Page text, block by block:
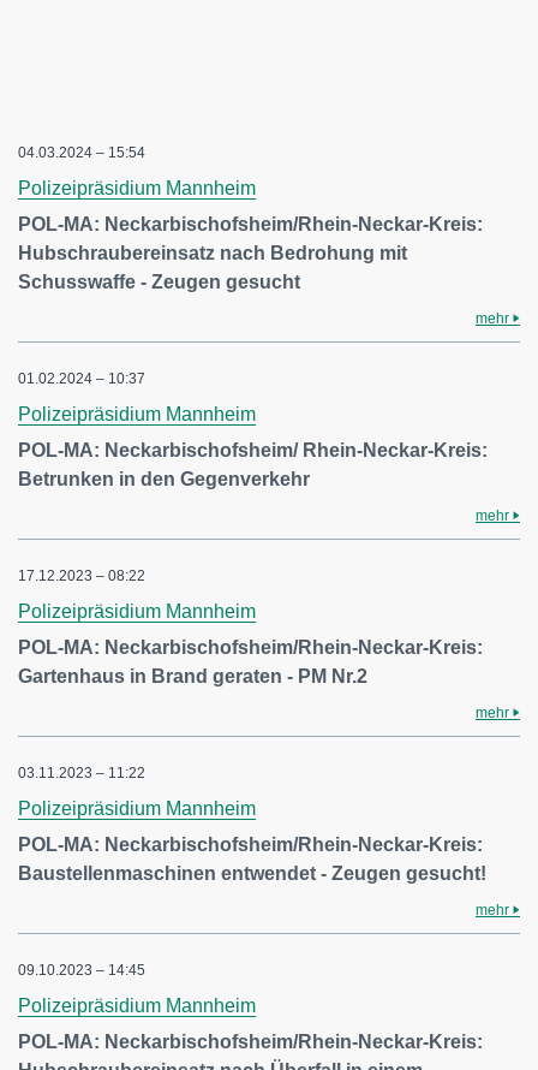
04.03.2024 – 15:54
Polizeipräsidium Mannheim
POL-MA: Neckarbischofsheim/Rhein-Neckar-Kreis:
Hubschraubereinsatz nach Bedrohung mit
Schusswaffe - Zeugen gesucht
mehr
01.02.2024 – 10:37
Polizeipräsidium Mannheim
POL-MA: Neckarbischofsheim/ Rhein-Neckar-Kreis:
Betrunken in den Gegenverkehr
mehr
17.12.2023 – 08:22
Polizeipräsidium Mannheim
POL-MA: Neckarbischofsheim/Rhein-Neckar-Kreis:
Gartenhaus in Brand geraten - PM Nr.2
mehr
03.11.2023 – 11:22
Polizeipräsidium Mannheim
POL-MA: Neckarbischofsheim/Rhein-Neckar-Kreis:
Baustellenmaschinen entwendet - Zeugen gesucht!
mehr
09.10.2023 – 14:45
Polizeipräsidium Mannheim
POL-MA: Neckarbischofsheim/Rhein-Neckar-Kreis: